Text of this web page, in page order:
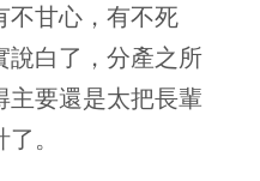
不甘心，有不死
說白了，分產之所
主要還是太把長輩
。